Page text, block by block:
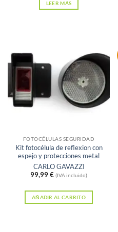
LEER MÁS
FOTOCÉLULAS SEGURIDAD
Kit fotocélula de reflexion con
espejo y protecciones metal
CARLO GAVAZZI
99,99€ (IVA incluido)
AÑADIR AL CARRITO